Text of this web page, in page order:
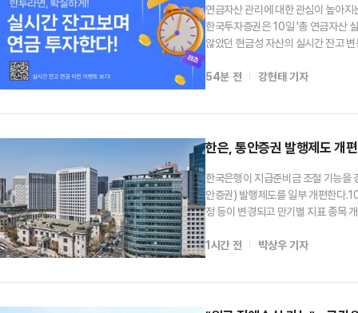
연금자산 관리에 대한 관심이 높아
한국투자증권은 10일 '총 연금자산
않았던 현금성 자산의 실시간 잔고
상장인프라펀드, 현금성 자산 등의
54분 전 강현태 기자
한은, 통안증권 발행제도 개
한국은행이 지급준비금 조절 기능을
안증권) 발행제도를 일부 개편한다
정 등이 변경되고 만기별 지표 종목
합발행일은 기존 1·3·5·7·9·11월 9
1시간 전 박상우 기자